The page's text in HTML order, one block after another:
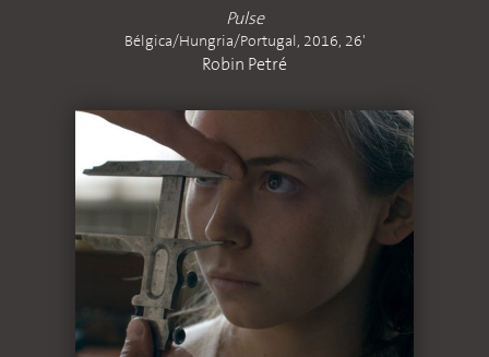
Pulse
Bélgica/Hungria/Portugal, 2016, 26'
Robin Petré